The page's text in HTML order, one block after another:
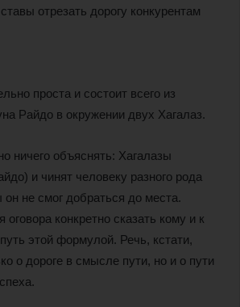
проста и состоит всего из
Райдо в окружении двух Хагалаз.
ничего объяснять: Хагалазы
и чинят человеку разного рода
он не смог добраться до места.
конкретно сказать кому и к
этой формулой. Речь, кстати,
о дороге в смысле пути, но и о пути